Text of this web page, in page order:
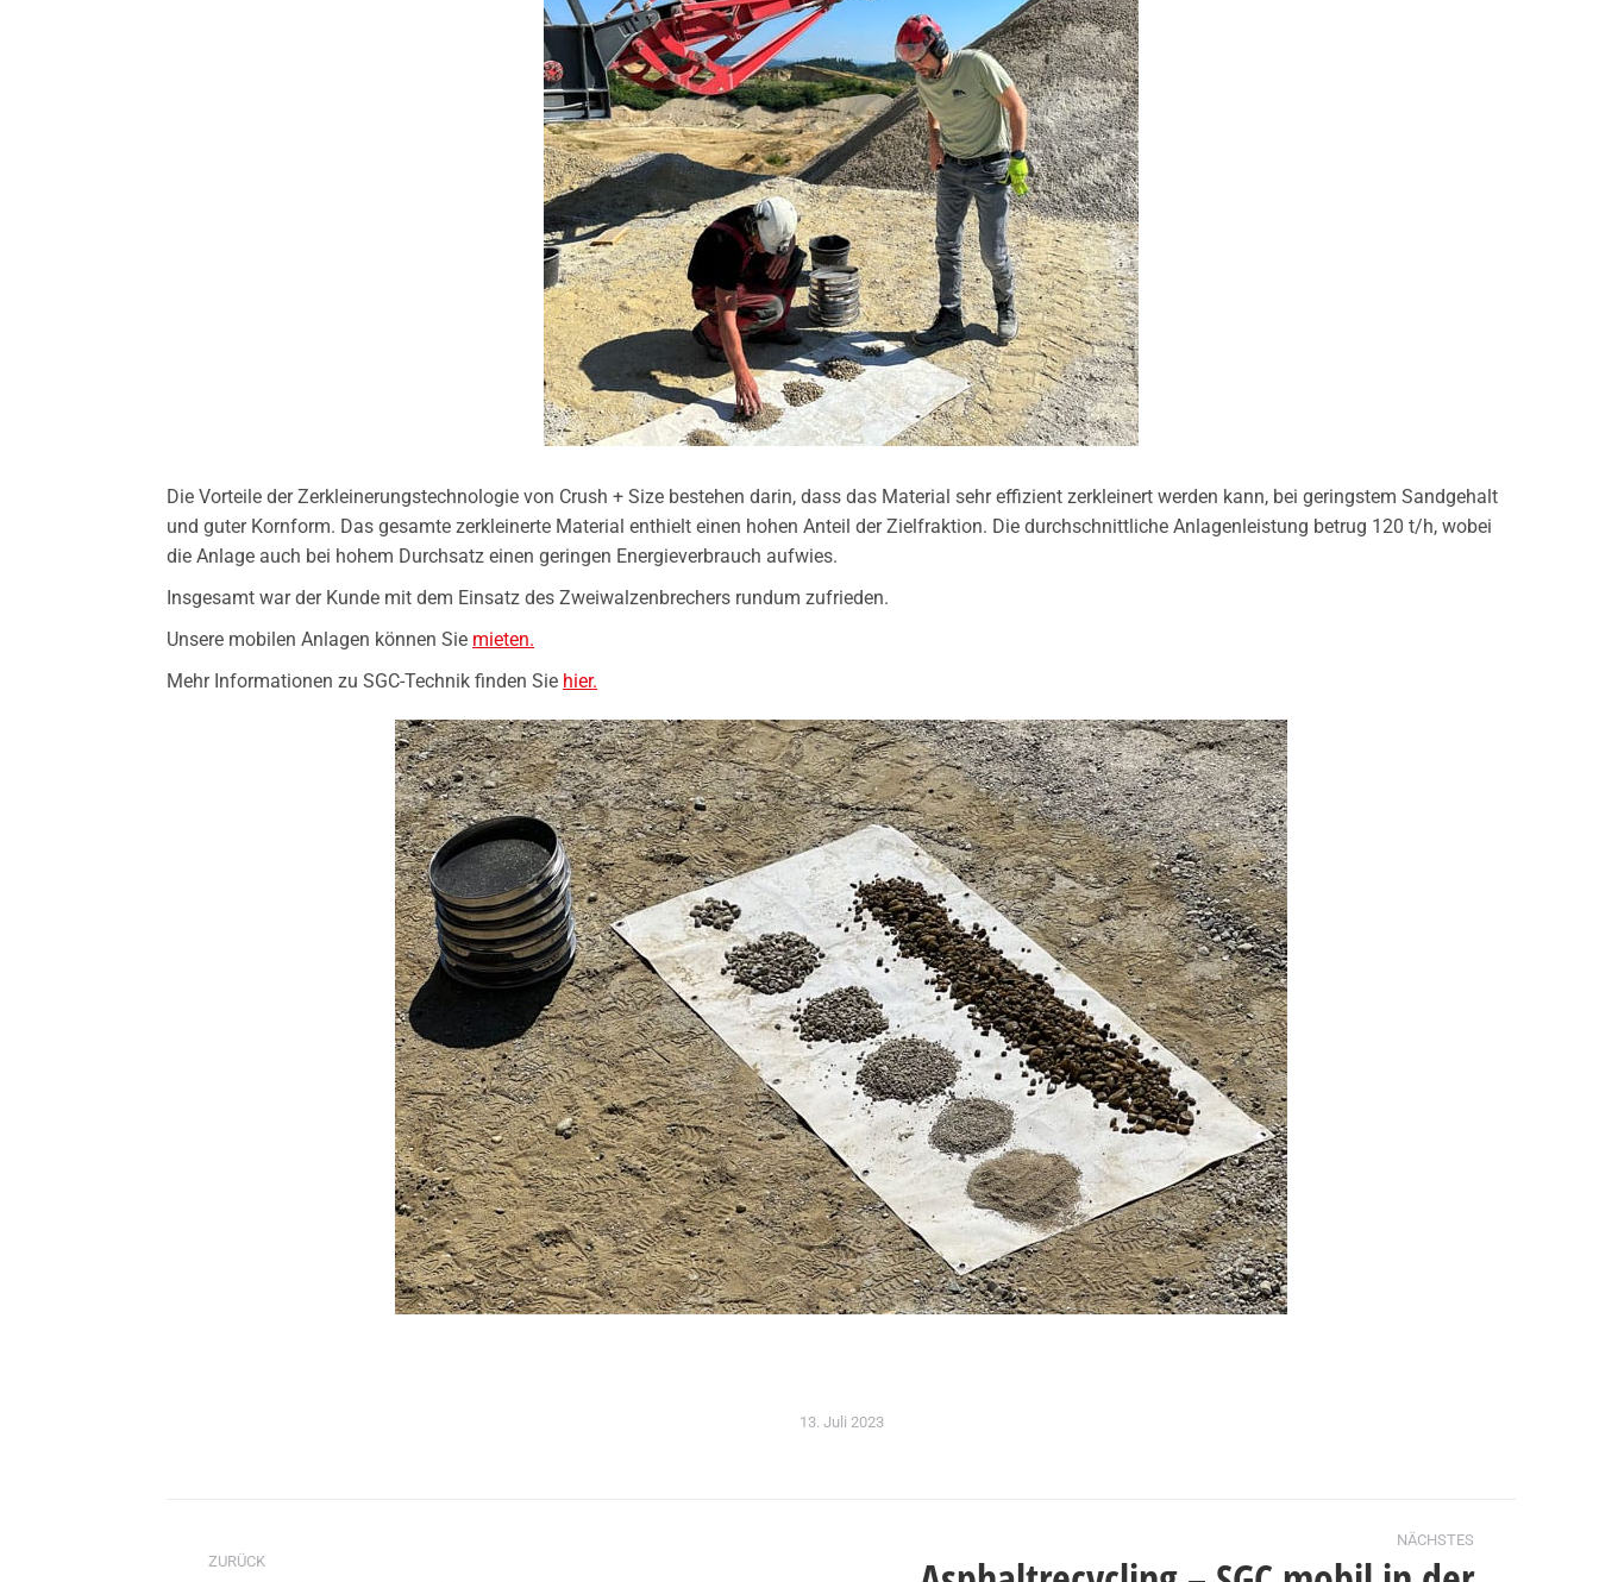
Die Vorteile der Zerkleinerungstechnologie von Crush + Size bestehen darin, dass das Material sehr effizient zerkleinert werden kann, bei geringstem Sandgehalt
und guter Kornform. Das gesamte zerkleinerte Material enthielt einen hohen Anteil der Zielfraktion. Die durchschnittliche Anlagenleistung betrug 120 t/h, wobei
die Anlage auch bei hohem Durchsatz einen geringen Energieverbrauch aufwies.
Insgesamt war der Kunde mit dem Einsatz des Zweiwalzenbrechers rundum zufrieden.
Unsere mobilen Anlagen können Sie mieten.
Mehr Informationen zu SGC-Technik finden Sie hier.
13. Juli 2023
ZURÜCK
NÄCHSTES